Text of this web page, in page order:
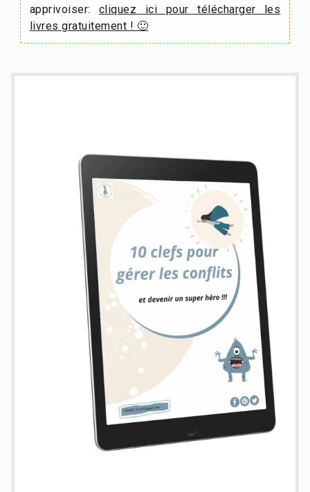
apprivoiser: cliquez ici pour télécharger les
livres gratuitement ! 🙂